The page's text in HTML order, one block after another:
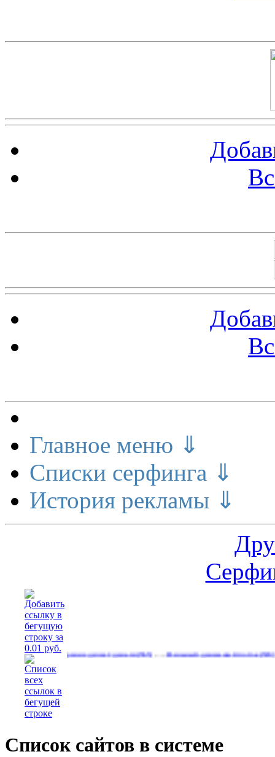
Главное меню ⇓
Списки серфинга ⇓
История рекламы ⇓
Расширение делает деньги(565)…Реальный денежный поток(593)…
Список сайтов в системе